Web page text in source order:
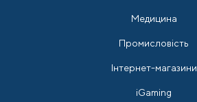
Медицина
Промисловість
Інтернет-магазини
iGaming